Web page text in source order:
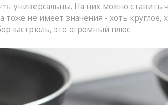
универсальны. На них можно ставить
тоже не имеет значения - хоть круглое,
кастрюль, это огромный плюс.